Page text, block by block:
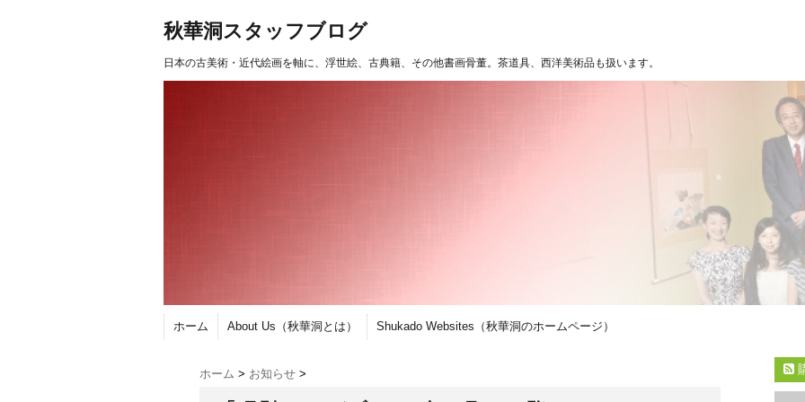
秋華洞スタッフブログ
日本の古美術・近代絵画を軸に、浮世絵、古典籍、その他書画骨董。茶道具、西洋美術品も扱います。
ホーム About Us（秋華洞とは） Shukado Websites（秋華洞のホームページ）
ホーム > お知らせ >